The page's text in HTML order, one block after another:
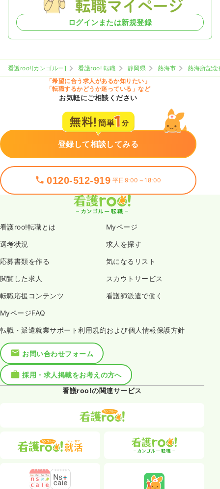
ログインまたは新規登録
看護roo![カンゴルー] 看護roo! 転職 静岡県 熱海市
熱海所記念
「希望に合う求人があるか知りたい」
「転職するかどうか迷っている」など
お気軽にご相談ください
登録して相談してみる
0120-512-919 平日9:00～18:00
看護roo!転職とは Myページ
選考状況 求人を探す
応募書類を作る 気になるリスト
閲覧した求人 スカウトサービス
転職応援コンテンツ 看護師派遣で働く
MyページFAQ
転職・派遣就業サポート利用規約および個人情報保護方針
お問い合わせフォーム
採用・求人掲載をお考えの方へ
看護roo!の関連サービス